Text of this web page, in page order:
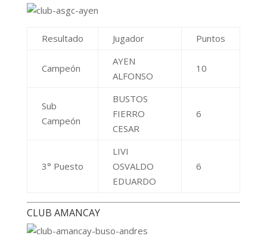
Resultado Jugador Puntos
Campeón
AYEN
ALFONSO
10
Sub
Campeón
BUSTOS
FIERRO
CESAR
6
3° Puesto
LIVI
OSVALDO
EDUARDO
6
CLUB AMANCAY